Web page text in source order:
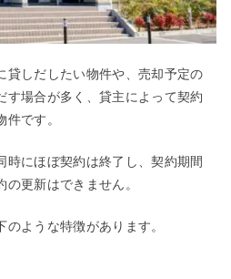
貸しだしたい物件や、売却予定の
す場合が多く、貸主によって契約
です。
時にほぼ契約は終了し、契約期間
更新はできません。
ような特徴があります。